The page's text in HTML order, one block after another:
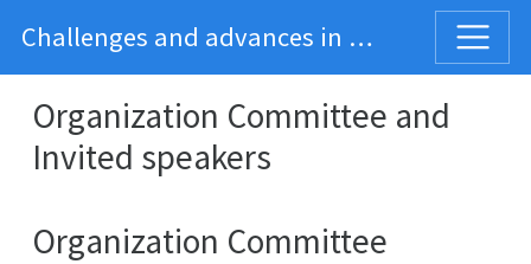
Challenges and advances in modern variational analysis
Organization Committee and
Invited speakers
Organization Committee